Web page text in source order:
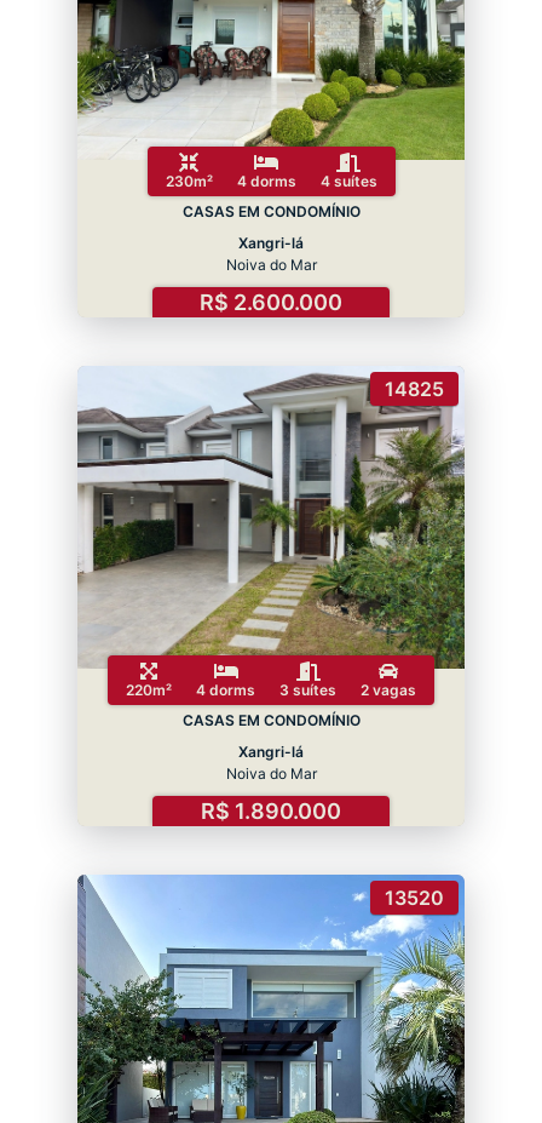
230m² 4 dorms
4 suítes
CASAS EM CONDOMÍNIO
Xangri-lá
Noiva do Mar
R$ 2.600.000
14825
220m² 4 dorms 3 suítes
2 vagas
CASAS EM CONDOMÍNIO
Xangri-lá
Noiva do Mar
R$ 1.890.000
13520